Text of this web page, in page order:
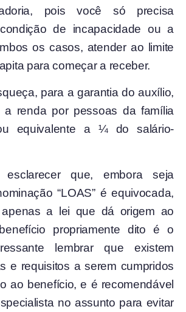
pois você só precisa
de incapacidade ou a
os casos, atender ao limite
para começar a receber.
para a garantia do auxílio,
a renda por pessoas da família
equivalente a ¼ do salário-
esclarecer que, embora seja
“LOAS” é equivocada,
a lei que dá origem ao
propriamente dito é o
lembrar que existem
e requisitos a serem cumpridos
ao benefício, e é recomendável
no assunto para evitar